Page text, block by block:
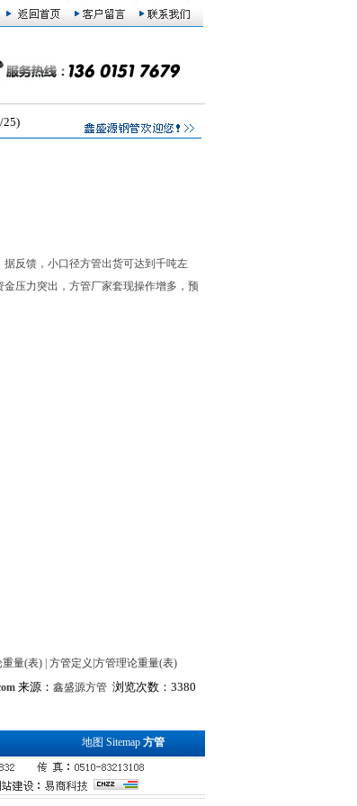
25)
反馈，小口径方管出货可达到千吨左
压力突出，方管厂家套现操作增多，预
重量(表)| 方管定义|方管理论重量(表)
来源： 鑫盛源方管浏览次数：3380
地图 Sitemap 方管